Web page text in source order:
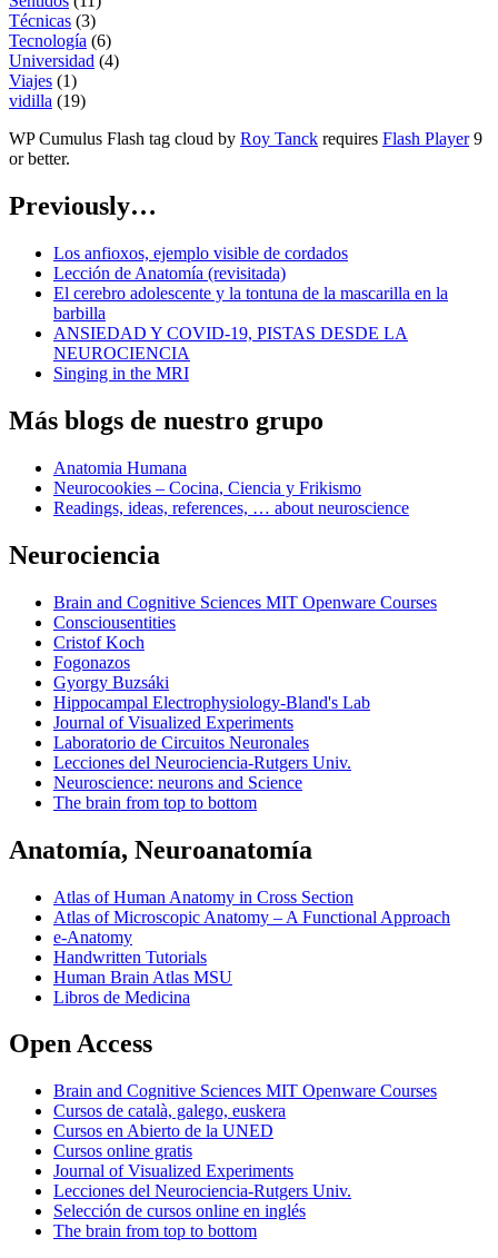
Técnicas (3)
Tecnología (6)
Universidad (4)
Viajes (1)
vidilla (19)
WP Cumulus Flash tag cloud by Roy Tanck requires Flash Player9
or better.
Previously…
Los anfioxos, ejemplo visible de cordados
Lección de Anatomía (revisitada)
El cerebro adolescente y la tontuna de la mascarilla en la
barbilla
ANSIEDAD Y COVID-19, PISTAS DESDE LA
NEUROCIENCIA
Singing in the MRI
Más blogs de nuestro grupo
Anatomia Humana
Neurocookies – Cocina, Ciencia y Frikismo
Readings, ideas, references, … about neuroscience
Neurociencia
Brain and Cognitive Sciences MIT Openware Courses
Consciousentities
Cristof Koch
Fogonazos
Gyorgy Buzsáki
Hippocampal Electrophysiology-Bland's Lab
Journal of Visualized Experiments
Laboratorio de Circuitos Neuronales
Lecciones del Neurociencia-Rutgers Univ.
Neuroscience: neurons and Science
The brain from top to bottom
Anatomía, Neuroanatomía
Atlas of Human Anatomy in Cross Section
Atlas of Microscopic Anatomy – A Functional Approach
e-Anatomy
Handwritten Tutorials
Human Brain Atlas MSU
Libros de Medicina
Open Access
Brain and Cognitive Sciences MIT Openware Courses
Cursos de català, galego, euskera
Cursos en Abierto de la UNED
Cursos online gratis
Journal of Visualized Experiments
Lecciones del Neurociencia-Rutgers Univ.
Selección de cursos online en inglés
The brain from top to bottom